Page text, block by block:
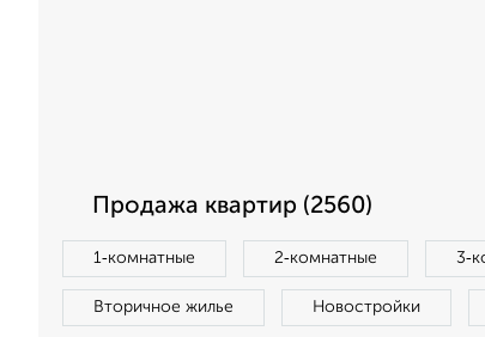
Продажа квартир (2560)
1‑комнатные 2‑комнатные
Вторичное жилье Новостройки